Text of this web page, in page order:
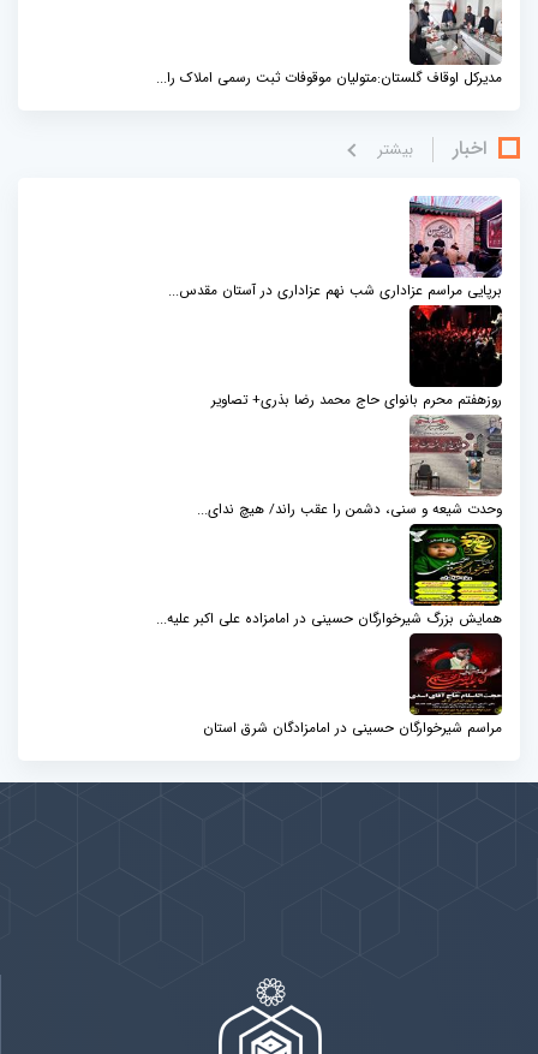
مدیرکل اوقاف گلستان:متولیان موقوفات ثبت رسمی املاک را...
اخبار بيشتر
برپایی مراسم عزاداری شب نهم عزاداری در آستان مقدس...
روزهفتم محرم بانوای حاج محمد رضا بذری+ تصاویر
وحدت شیعه و سنی، دشمن را عقب راند/ هیچ ندای...
همایش بزرگ شیرخوارگان حسینی در امامزاده علی اکبر علیه...
مراسم شیرخوارگان حسینی در امامزادگان شرق استان